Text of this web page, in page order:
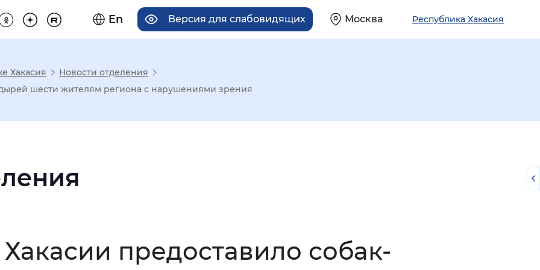
En Версия для слабовидящих Москва Республика Хакасия
отображения
Хакасия
Новости отделения
шести жителям региона с нарушениями зрения
предоставило собак-